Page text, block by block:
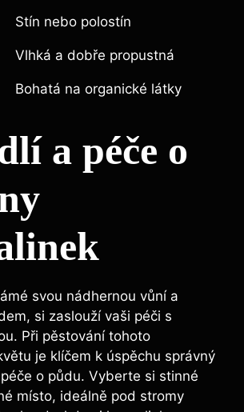
Stín nebo polostín
Vlhká a dobře propustná
Bohatá na organické látky
a péče o
svou nádhernou vůní a
si zaslouží vaši péči s
Při pěstování tohoto
je klíčem k úspěchu správný
o půdu. Vyberte si stinné
místo, ideálně pod stromy